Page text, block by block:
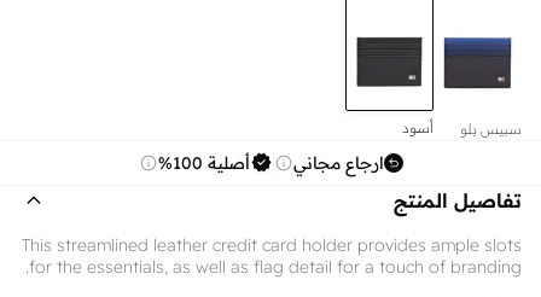
سبيس بلو أسود
ارجاع مجاني أصلية 100%
تفاصيل المنتج
This streamlined leather credit card holder provides ample slots
for the essentials, as well as flag detail for a touch of branding.